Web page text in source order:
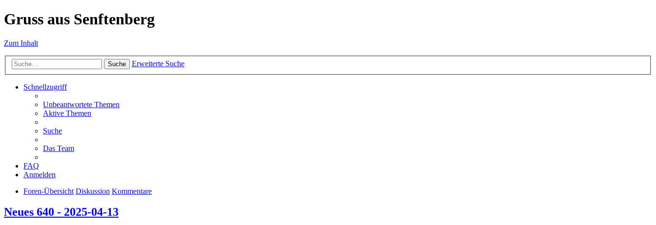
Gruss aus Senftenberg
Zum Inhalt
Suche Erweiterte Suche
Schnellzugriff
Unbeantwortete Themen
Aktive Themen
Suche
Das Team
FAQ
Anmelden
Foren-Übersicht Diskussion Kommentare
Neues 640 - 2025-04-13